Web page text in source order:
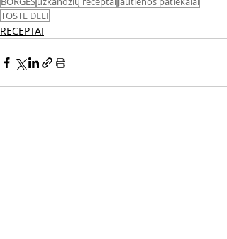
TOSTE DELI
RECEPTAI